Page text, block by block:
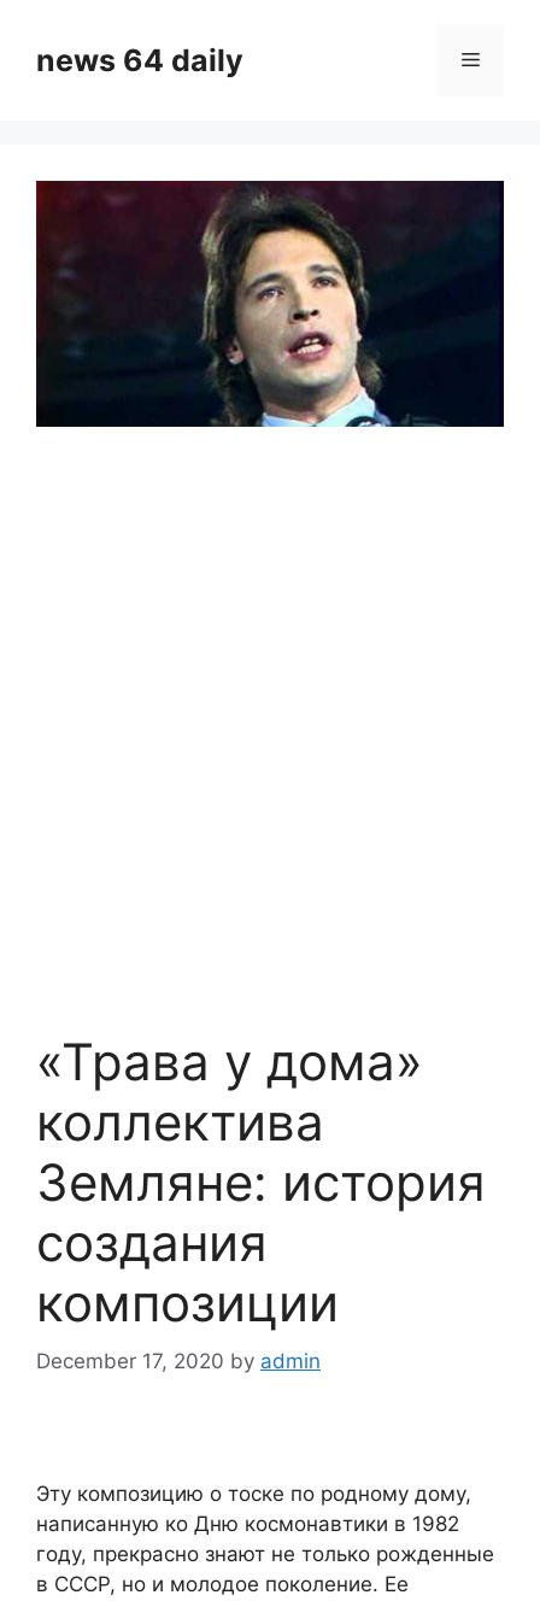
contentnews 64 daily Menu
«Трава у дома»
коллектива
Земляне: история
создания
композиции
December 17, 2020 by admin
Эту композицию о тоске по родному дому,
написанную ко Дню космонавтики в 1982
году, прекрасно знают не только рожденные
в СССР, но и молодое поколение. Ее